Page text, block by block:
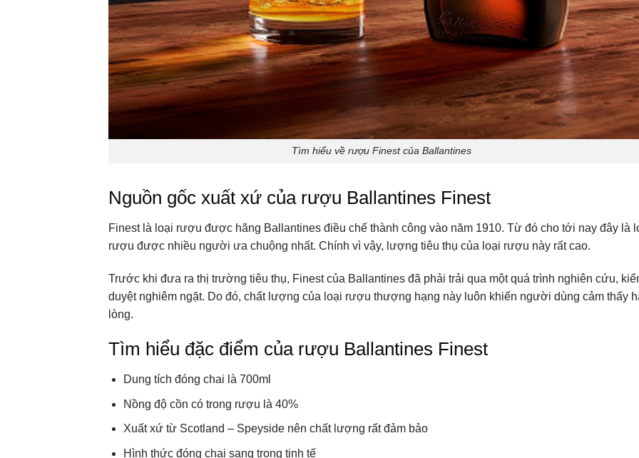
Tìm hiểu về rượu Finest của Ballantines
Nguồn gốc xuất xứ của rượu Ballantines Finest
Finest là loại rượu được hãng Ballantines điều chế thành công vào năm 1910. Từ đó cho tới nay đây là
rượu được nhiều người ưa chuộng nhất. Chính vì vậy, lượng tiêu thụ của loại rượu này rất cao.
Trước khi đưa ra thị trường tiêu thụ, Finest của Ballantines đã phải trải qua một quá trình nghiên cứu,
duyệt nghiêm ngặt. Do đó, chất lượng của loại rượu thượng hạng này luôn khiến người dùng cảm thấy
lòng.
Tìm hiểu đặc điểm của rượu Ballantines Finest
Dung tích đóng chai là 700ml
Nồng độ cồn có trong rượu là 40%
Xuất xứ từ Scotland – Speyside nên chất lượng rất đảm bảo
Hình thức đóng chai sang trọng tinh tế